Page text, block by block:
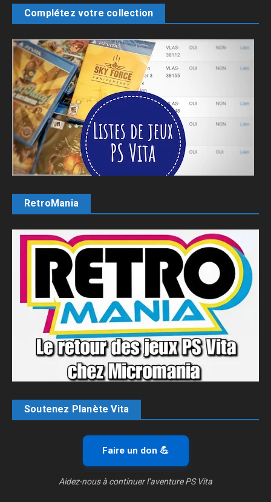
Complétez votre collection
RetroMania
Soutenez Planète Vita
Faire un don 💪
Aidez-nous à continuer l’aventure PS Vita